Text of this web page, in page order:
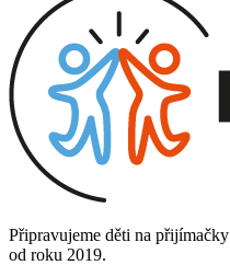
Připravujeme děti na přijímačky
od roku 2019.